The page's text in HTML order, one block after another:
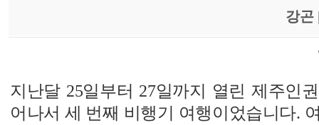
강곤
지난달 25일부터 27일까지 열린 제주인
어나서 세 번째 비행기 여행이었습니다.